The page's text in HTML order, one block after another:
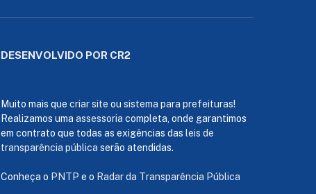
DESENVOLVIDO POR CR2
Muito mais que criar site ou sistema para prefeituras!
Realizamos uma assessoria completa, onde garantimos
em contrato que todas as exigências das leis de
transparência pública serão atendidas.
Conheça o PNTP e o Radar da Transparência Pública